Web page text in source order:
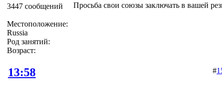
3447 сообщений
Местоположение:
Russia
Род занятий:
Возраст:
Просьба свои союзы заключать в вашей
13:58 #